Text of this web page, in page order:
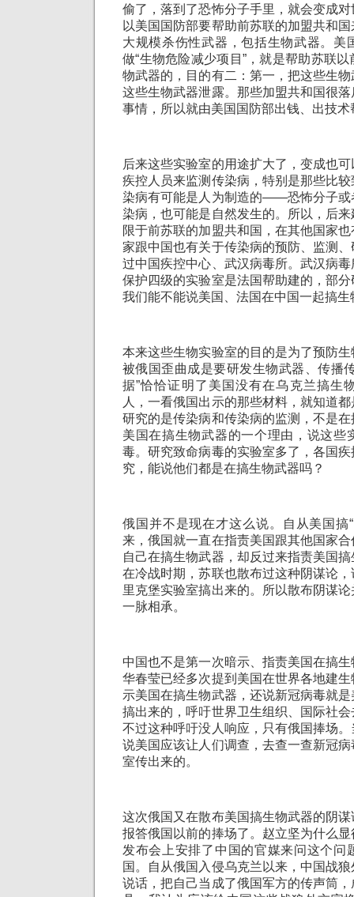
偷了，落到了恐怖分子手里，就会变成
以美国国防部要帮助前苏联的加盟共和
大规模杀伤性武器，包括生物武器。美
做“生物危险减少项目”，就是帮助苏联
物武器的，目的有二：第一，把这些生
这些生物武器泄露。那些加盟共和国很
事情，所以就由美国国防部出钱、出技
后来这些实验室的用途扩大了，变成也
疾控人员来监测传染病，特别是那些比
染病有可能是人为制造的——恐怖分子或
染病，也可能是自然发生的。所以，后
限于前苏联的加盟共和国，在其他国家
家跟中国也有关于传染病的预防、监测
过中国疾控中心、武汉病毒所。武汉病
保护四级的实验室是法国帮助建的，部
我们能不能说美国、法国在中国一起搞生
本来这些生物实验室的目的是为了预防
被俄国歪曲成是要研发生物武器、传播
据”恰恰证明了美国没有在乌克兰搞生
人，一看俄国出示的那些材料，就知道
研究的是传染病和传染病的监测，不是
美国在搞生物武器的一个理由，说这些
毒。研究致命病毒的实验室多了，各国
究，能说他们都是在搞生物武器吗？
俄国并不是现在才这么说。自从美国搞
来，俄国就一直在指责美国跟其他国家
自己在搞生物武器，却反过来指责美国
在冷战时期，苏联也散布过这种阴谋论
里克堡实验室搞出来的。所以散布阴谋
一脉相承。
中国也不是第一次暗示、指责美国在搞
华春莹已经多次提到美国在世界各地建
示美国在搞生物武器，还说新冠病毒就
搞出来的，呼吁世界卫生组织、国际社
不过这种呼吁没人响应，只有俄国捧场
说美国应该让人们调查，去查一查新冠
室传出来的。
这次俄国又在散布美国搞生物武器的阴
报答俄国以前的捧场了。赵立坚为什么
发布会上安排了中国的官媒来问这个问
国。自从俄国入侵乌克兰以来，中国战
说话，把自己当成了俄国军方的传声筒